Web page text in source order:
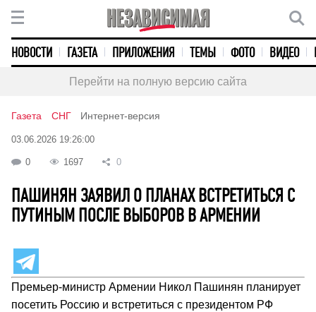
НОВОСТИ ГАЗЕТА ПРИЛОЖЕНИЯ ТЕМЫ ФОТО ВИДЕО
Перейти на полную версию сайта
Газета СНГ Интернет-версия
03.06.2026 19:26:00
0 1697 0
ПАШИНЯН ЗАЯВИЛ О ПЛАНАХ ВСТРЕТИТЬСЯ С
ПУТИНЫМ ПОСЛЕ ВЫБОРОВ В АРМЕНИИ
Премьер-министр Армении Никол Пашинян планирует
посетить Россию и встретиться с президентом РФ